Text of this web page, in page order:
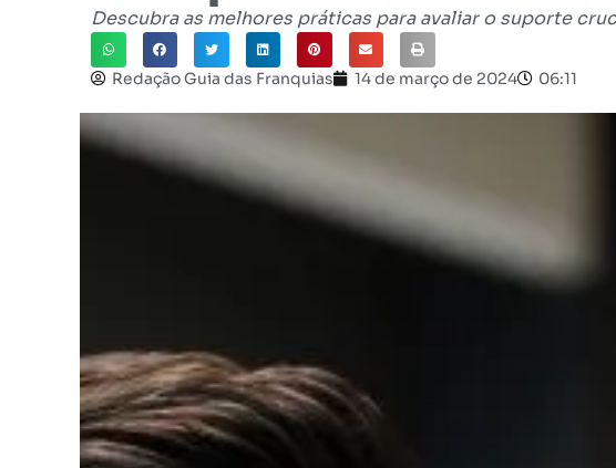
Descubra as melhores práticas para avaliar o suporte
Redação Guia das Franquias 14 de março de 2024 06:11